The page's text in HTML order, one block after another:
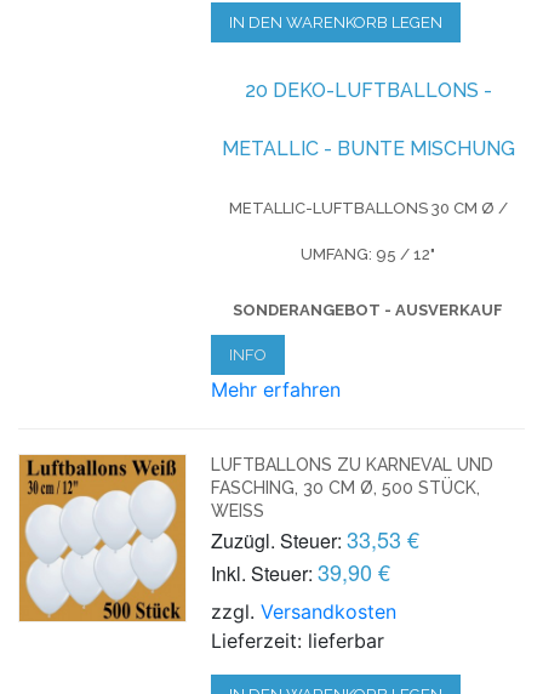
IN DEN WARENKORB LEGEN
20 DEKO-LUFTBALLONS -
METALLIC - BUNTE MISCHUNG
METALLIC-LUFTBALLONS 30 CM Ø /
UMFANG: 95 / 12"
SONDERANGEBOT - AUSVERKAUF
INFO
Mehr erfahren
LUFTBALLONS ZU KARNEVAL UND
FASCHING, 30 CM Ø, 500 STÜCK,
WEISS
Zuzügl. Steuer: 33,53 €
Inkl. Steuer: 39,90 €
zzgl.Versandkosten
Lieferzeit: lieferbar